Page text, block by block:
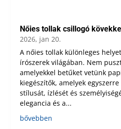
Nőies tollak csillogó
2026, jan 20.
A nőies tollak különleges
írószerek világában. Nem
amelyekkel betűket vetünk
kiegészítők, amelyek
stílusát, ízlését és
elegancia és a...
bővebben